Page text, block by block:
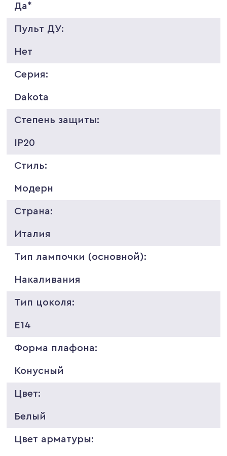
Да*
Пульт ДУ:
Нет
Серия:
Dakota
Степень защиты:
IP20
Стиль:
Модерн
Страна:
Италия
Тип лампочки (основной):
Накаливания
Тип цоколя:
E14
Форма плафона:
Конусный
Цвет:
Белый
Цвет арматуры: